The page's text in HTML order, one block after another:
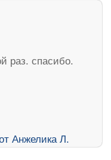
раз. спасибо.